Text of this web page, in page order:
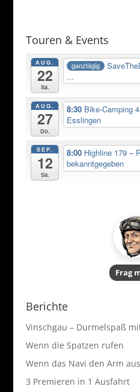
Touren & Events
AUG.
22
Sa.
ganztägig
...
AUG.
27
Do.
8:30 Bike-Camping
Esslingen
SEP.
12
Sa.
8:00 Highline 179 –
bekanntgegeben
Frag
Berichte
Vinschgau – Durmelspaß
Wenn die Spatzen rufen
Wenn das Navi den Arm
3 Premieren in 1 Ausfahrt